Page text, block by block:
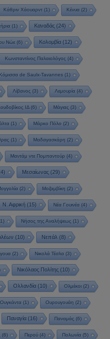
Κάθριν Χάουαρντ(1) Κένυα(2)
(1) Καναδάς(24)
Νώε (6) Κολομβία (12)
Κωνσταντίνος Παλαιολόγος (4)
Κόμισσα de Saulx-Tavannes(1)
Λίβανος (3) Λεμουρία (4)
ΙΔ(6) Μάγιας (3)
(1) Μάρκο Πόλο (2)
(1) Μαδαγασκάρη (2)
Μαντάμ ντε Πομπαντούρ (4)
Μεσαίωνας (29)
(2) Μοζαμβίκη (2)
Ν. Αφρική(15) Νέα Γουινέα(4)
Νήσος της Αναλήψεως (1)
(10) Νεπάλ (8)
(2) Νικολά Τέσλα(3)
Νικόλαος Πολίτης(10)
Ολλανδία(10) Ολμέκοι(2)
Ουγκάντα(1) Ουρουγουάη (2)
Παναγία(16) Παναμάς (6)
(6) Περού (4) Πολωνία (5)